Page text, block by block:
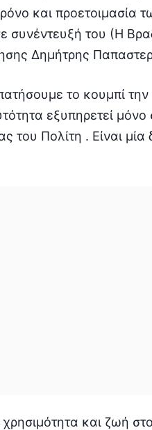
και
συνέντευξή του (Η
Δημήτρης
το κουμπί
εξυπηρετεί
του Πολίτη . Είναι μία
και ζωή